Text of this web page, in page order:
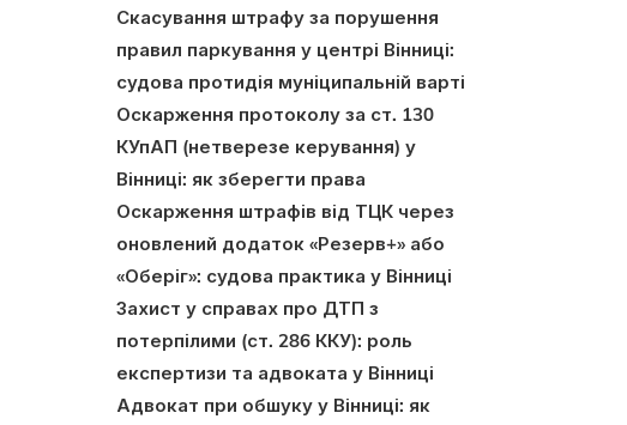
Скасування штрафу за порушення
правил паркування у центрі Вінниці:
судова протидія муніципальній варті
Оскарження протоколу за ст. 130
КУпАП (нетверезе керування) у
Вінниці: як зберегти права
Оскарження штрафів від ТЦК через
оновлений додаток «Резерв+» або
«Оберіг»: судова практика у Вінниці
Захист у справах про ДТП з
потерпілими (ст. 286 ККУ): роль
експертизи та адвоката у Вінниці
Адвокат при обшуку у Вінниці: як